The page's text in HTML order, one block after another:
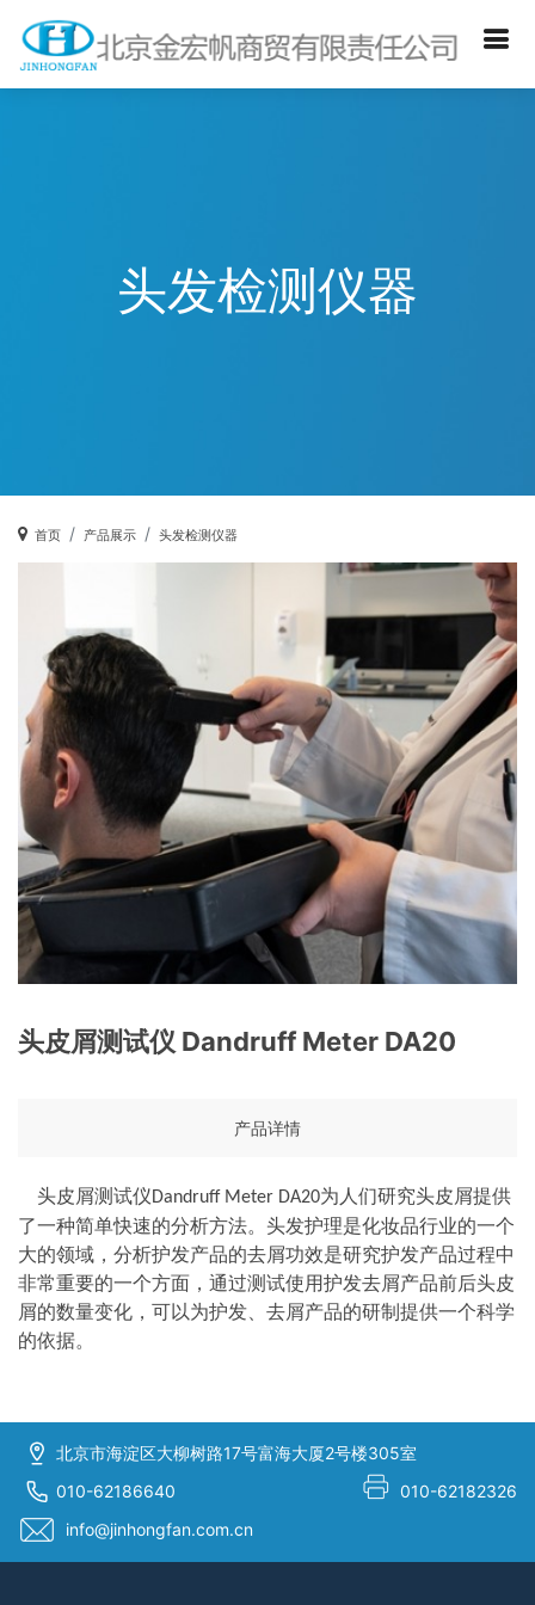
头发检测仪器
首页 产品展示 头发检测仪器
头皮屑测试仪 Dandruff Meter DA20
产品详情
头皮屑测试仪Dandruff Meter DA20为人们研究头皮屑提供
了一种简单快速的分析方法。头发护理是化妆品行业的一个
大的领域，分析护发产品的去屑功效是研究护发产品过程中
非常重要的一个方面，通过测试使用护发去屑产品前后头皮
屑的数量变化，可以为护发、去屑产品的研制提供一个科学
的依据。
北京市海淀区大柳树路17号富海大厦2号楼305室
010-62186640
010-62182326
info@jinhongfan.com.cn